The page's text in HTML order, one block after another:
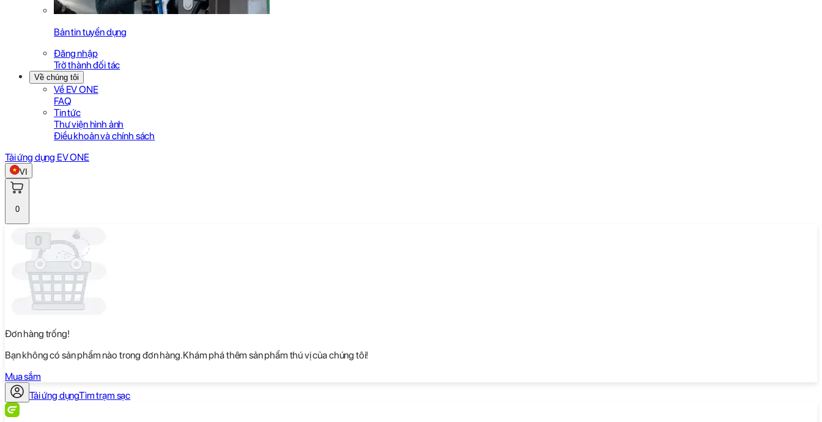
Bản tin tuyển dụng
Đăng nhập
Trở thành đối tác
Về chúng tôi
Về EV ONE
FAQ
Tin tức
Thư viện hình ảnh
Điều khoản và chính sách
Tải ứng dụng EV ONE
VI
0
Đơn hàng trống!
Bạn không có sản phẩm nào trong đơn hàng. Khám phá thêm sản phẩm thú vị của chúng tôi!
Mua sắm
Tải ứng dụngTìm trạm sạc